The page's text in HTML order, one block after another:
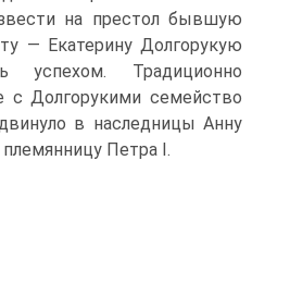
на престол бывшую
— Екатерину Долгорукую
успехом. Традиционно
с Долгорукими семейство
в наследницы Анну
Петра I.